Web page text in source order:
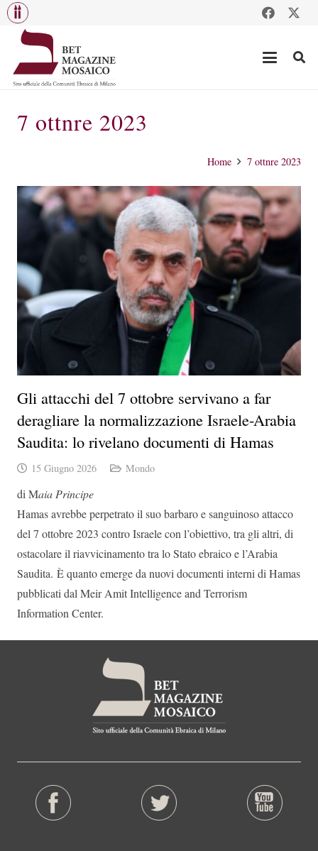
7 ottnre 2023
Home 7 ottnre 2023
Gli attacchi del 7 ottobre servivano a far
deragliare la normalizzazione Israele-Arabia
Saudita: lo rivelano documenti di Hamas
15 Giugno 2026 Mondo
di Maia Principe
Hamas avrebbe perpetrato il suo barbaro e sanguinoso attacco
del 7 ottobre 2023 contro Israele con l’obiettivo, tra gli altri, di
ostacolare il riavvicinamento tra lo Stato ebraico e l’Arabia
Saudita. È quanto emerge da nuovi documenti interni di Hamas
pubblicati dal Meir Amit Intelligence and Terrorism
Information Center.